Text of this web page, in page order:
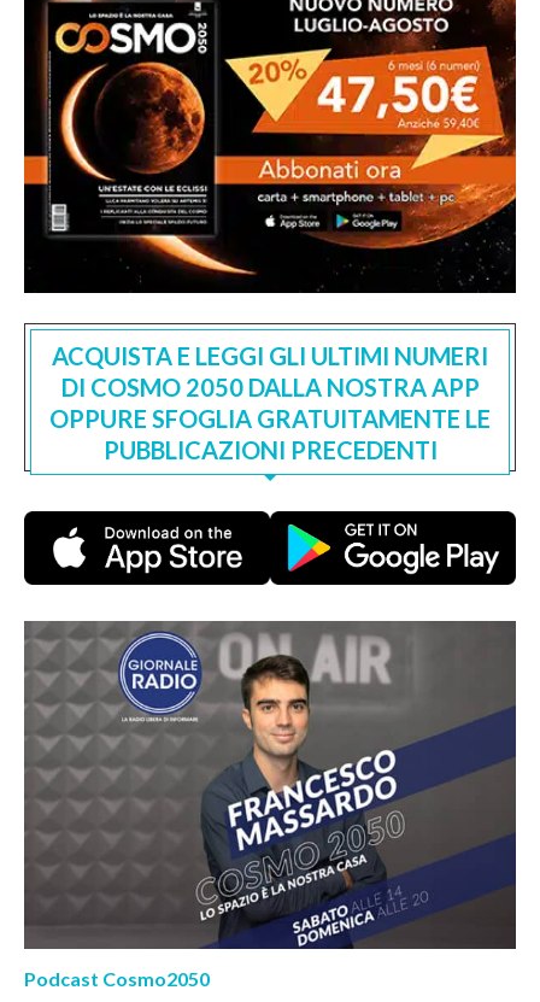
ACQUISTA E LEGGI GLI ULTIMI NUMERI
DI COSMO 2050 DALLA NOSTRA APP
OPPURE SFOGLIA GRATUITAMENTE LE
PUBBLICAZIONI PRECEDENTI
Podcast Cosmo2050